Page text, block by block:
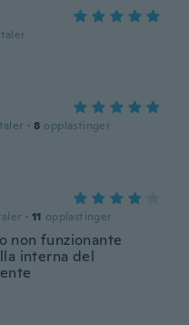
· 8 opplastinger
· 11 opplastinger
non funzionante
interna del